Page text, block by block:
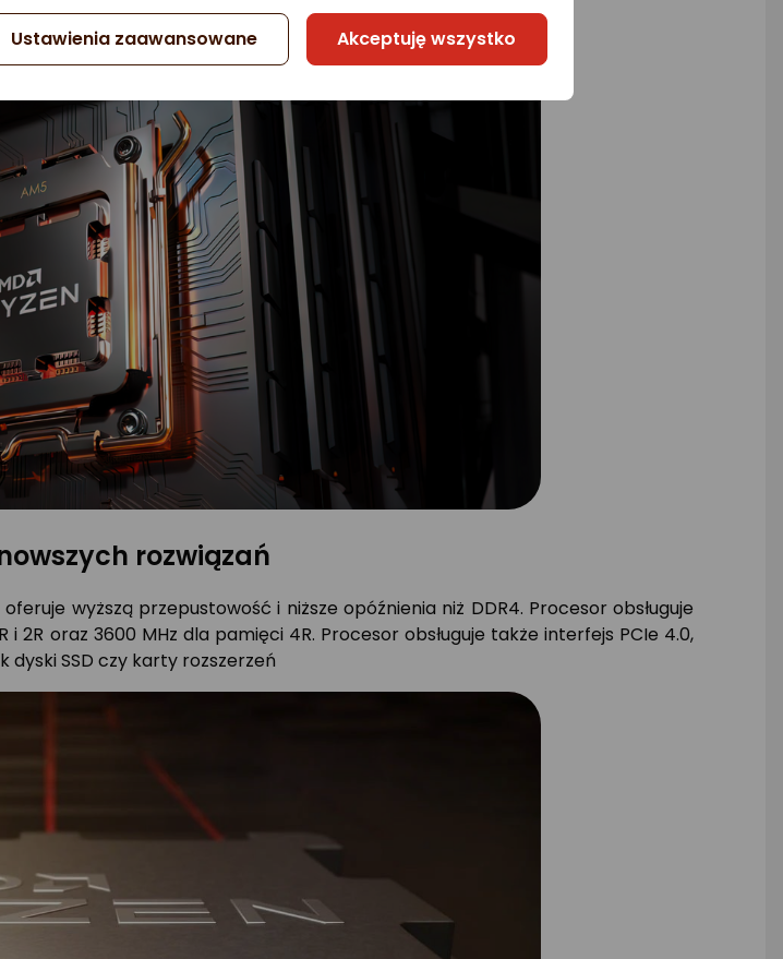
rozwiązań
wyższą przepustowość i niższe opóźnienia niż DDR4. Procesor obsługuje
oraz 3600 MHz dla pamięci 4R. Procesor obsługuje także interfejs PCIe 4.0,
dyski SSD czy karty rozszerzeń
Ustawienia zaawansowane Akceptuję wszystko